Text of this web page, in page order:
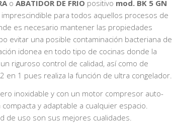
o ABATIDOR DE FRIO positivo mod. BK 5 GN
para todos aquellos procesos de
es necesario mantener las propiedades
evitar una posible contaminación bacteriana de
idonea en todo tipo de cocinas donde la
riguroso control de calidad, así como de
en 1 pues realiza la función de ultra congelador.
inoxidable y con un motor compresor auto-
y adaptable a cualquier espacio.
de uso son sus mejores cualidades.